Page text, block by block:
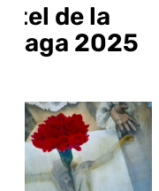
de la
2025